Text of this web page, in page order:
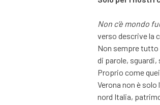
Non c’è mondo
verso descrive la
Non sempre
di parole,
Proprio come
Verona non è
nord Italia,